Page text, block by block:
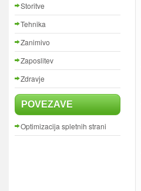
Storitve
Tehnika
Zanimivo
Zaposlitev
Zdravje
POVEZAVE
Optimizacija spletnih strani